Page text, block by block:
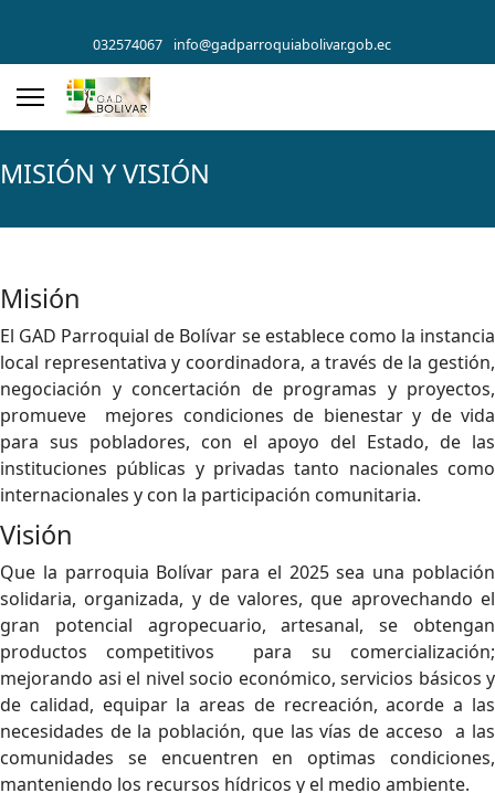
032574067 info@gadparroquiabolivar.gob.ec
MISIÓN Y VISIÓN
Misión
El GAD Parroquial de Bolívar se establece como la instancia
local representativa y coordinadora, a través de la gestión,
negociación y concertación de programas y proyectos,
promueve mejores condiciones de bienestar y de vida
para sus pobladores, con el apoyo del Estado, de las
instituciones públicas y privadas tanto nacionales como
internacionales y con la participación comunitaria.
Visión
Que la parroquia Bolívar para el 2025 sea una población
solidaria, organizada, y de valores, que aprovechando el
gran potencial agropecuario, artesanal, se obtengan
productos competitivos para su comercialización;
mejorando asi el nivel socio económico, servicios básicos y
de calidad, equipar la areas de recreación, acorde a las
necesidades de la población, que las vías de acceso a las
comunidades se encuentren en optimas condiciones,
manteniendo los recursos hídricos y el medio ambiente.